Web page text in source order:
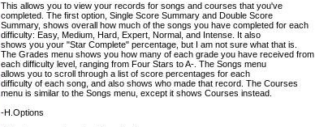
This allows you to view your records for songs and courses that you've
completed. The first option, Single Score Summary and Double Score
Summary, shows overall how much of the songs you have completed for each
difficulty: Easy, Medium, Hard, Expert, Normal, and Intense. It also
shows you your "Star Complete" percentage, but I am not sure what that is.
The Grades menu shows you how many of each grade you have received from
each difficulty level, ranging from Four Stars to A-. The Songs menu
allows you to scroll through a list of score percentages for each
difficulty of each song, and also shows who made that record. The Courses
menu is similar to the Songs menu, except it shows Courses instead.
-H.Options